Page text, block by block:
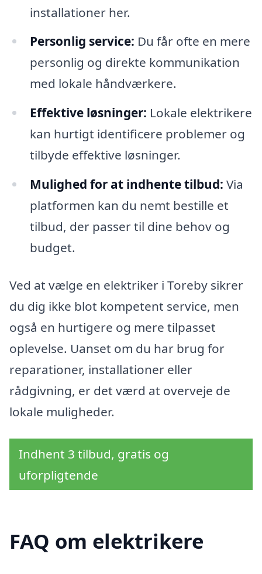
installationer her.
Personlig service: Du får ofte en mere
personlig og direkte kommunikation
med lokale håndværkere.
Effektive løsninger: Lokale elektrikere
kan hurtigt identificere problemer og
tilbyde effektive løsninger.
Mulighed for at indhente tilbud: Via
platformen kan du nemt bestille et
tilbud, der passer til dine behov og
budget.
Ved at vælge en elektriker i Toreby sikrer
du dig ikke blot kompetent service, men
også en hurtigere og mere tilpasset
oplevelse. Uanset om du har brug for
reparationer, installationer eller
rådgivning, er det værd at overveje de
lokale muligheder.
Indhent 3 tilbud, gratis og
uforpligtende
FAQ om elektrikere